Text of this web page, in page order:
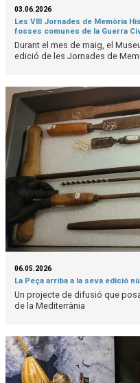
03.06.2026
Les VIII Jornades de Memòria
fosses comunes de la Guerra
Durant el mes de maig, el
edició de les Jornades de
06.05.2026
La Peça arriba a la seva edició
Un projecte de difusió que
de la Mediterrània